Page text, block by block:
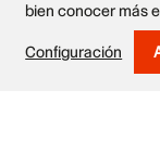
bien conocer más
Configuración